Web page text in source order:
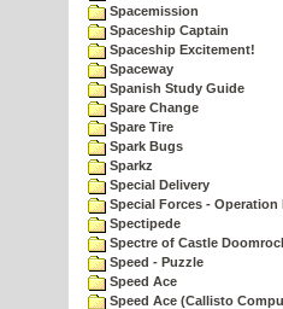
Spacemission
Spaceship Captain
Spaceship Excitement!
Spaceway
Spanish Study Guide
Spare Change
Spare Tire
Spark Bugs
Sparkz
Special Delivery
Special Forces - Operation
Spectipede
Spectre of Castle
Speed - Puzzle
Speed Ace
Speed Ace (Callisto